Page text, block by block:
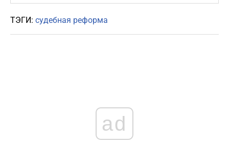
ТЭГИ: судебная реформа
ad